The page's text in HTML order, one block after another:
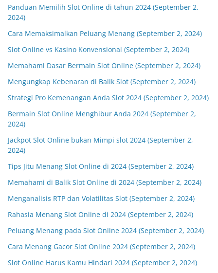
Panduan Memilih Slot Online di tahun 2024 (September 2,
2024)
Cara Memaksimalkan Peluang Menang (September 2, 2024)
Slot Online vs Kasino Konvensional (September 2, 2024)
Memahami Dasar Bermain Slot Online (September 2, 2024)
Mengungkap Kebenaran di Balik Slot (September 2, 2024)
Strategi Pro Kemenangan Anda Slot 2024 (September 2, 2024)
Bermain Slot Online Menghibur Anda 2024 (September 2,
2024)
Jackpot Slot Online bukan Mimpi slot 2024 (September 2,
2024)
Tips Jitu Menang Slot Online di 2024 (September 2, 2024)
Memahami di Balik Slot Online di 2024 (September 2, 2024)
Menganalisis RTP dan Volatilitas Slot (September 2, 2024)
Rahasia Menang Slot Online di 2024 (September 2, 2024)
Peluang Menang pada Slot Online 2024 (September 2, 2024)
Cara Menang Gacor Slot Online 2024 (September 2, 2024)
Slot Online Harus Kamu Hindari 2024 (September 2, 2024)